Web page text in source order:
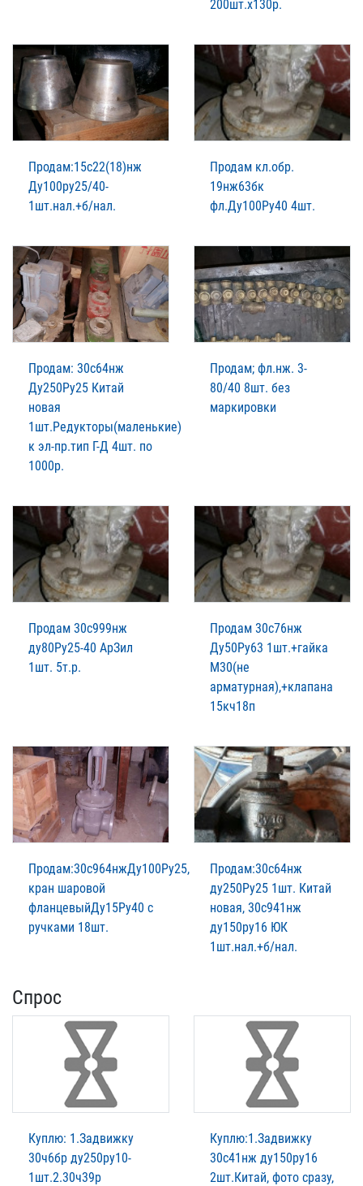
200шт.х130р.
Продам:15с22(18)нж
Ду100ру25/40-
1шт.нал.+б/нал.
Продам кл.обр.
19нж63бк
фл.Ду100Ру40 4шт.
Продам: 30с64нж
Ду250Ру25 Китай
новая
1шт.Редукторы(маленькие)
к эл-пр.тип Г-Д 4шт. по
1000р.
Продам; фл.нж. 3-
80/40 8шт. без
маркировки
Продам 30с999нж
ду80Ру25-40 АрЗил
1шт. 5т.р.
Продам 30с76нж
Ду50Ру63 1шт.+гайка
М30(не
арматурная),+клапана
15кч18п
Продам:30с964нжДу100Ру25,
кран шаровой
фланцевыйДу15Ру40 с
ручками 18шт.
Продам:30с64нж
ду250Ру25 1шт. Китай
новая, 30с941нж
ду150ру16 ЮК
1шт.нал.+б/нал.
Спрос
Куплю: 1.Задвижку
30ч6бр ду250ру10-
1шт.2.30ч39р
Куплю:1.Задвижку
30с41нж ду150ру16
2шт.Китай, фото сразу,